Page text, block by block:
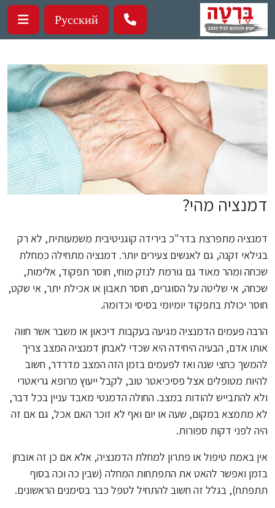
דילוג לתוכן העיקרי
Русский
דמנציה מהי?
דמנציה מתפרצת בדר"כ בירידה קוגניטיבית משמעותית, לא רק
בגילאי זקנה, גם לאנשים צעירים יותר. דמנציה מתחילה כמחלת
שכחה ומהר מאוד גם גורמת לנזק מוחי, חוסר תפקוד, אלימות,
שכחה, אי שליטה על הסוגרים, חוסר תאבון או אכילת יתר, אי שקט,
חוסר יכולת בתפקוד יומיומי בסיסי וכדומה.
הרבה פעמים הדמנציה מגיעה בעקבות דיכאון או משבר אשר חווה
אותו אדם, הבעיה היחידה היא שכדי לאבחן דמנציה המצב צריך
להמשך כחצי שנה ואז לפעמים בזמן הזה המצב מדרדר, חשוב
להיות מטופלים אצל פסיכיאטר טוב, לקבל ייעוץ מרופא גריאטרי
ולא להתבייש להודות במצב. החולה הדמנטי מאבד עניין בכל דבר,
לא מתמצא במקום, שעה או יום ואף לא זוכר האם אכל, גם אם זה
היה לפני דקות ספורות.
אין באמת טיפול או פתרון למחלת הדמנציה, אלא אם כן זה אובחן
בזמן ואפשר להאט את התפתחות המחלה (שבין כה וכה בסוף
תתפתח), בגלל זה חשוב להתחיל לטפל כבר בסימנים הראשונים.